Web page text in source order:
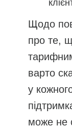
Щодо
про те,
варто
у
може не